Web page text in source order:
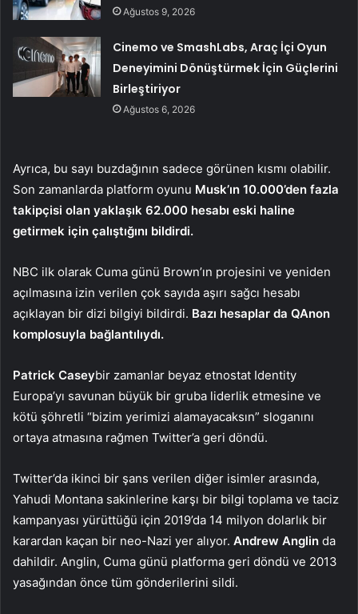
Ağustos 9, 2026
Cinemo ve SmashLabs, Araç İçi Oyun
Deneyimini Dönüştürmek İçin Güçlerini
Birleştiriyor
Ağustos 6, 2026
Ayrıca, bu sayı buzdağının sadece görünen kısmı olabilir.
Son zamanlarda platform oyunu Musk’ın 10.000’den fazla
takipçisi olan yaklaşık 62.000 hesabı eski haline
getirmek için çalıştığını bildirdi.
NBC ilk olarak Cuma günü Brown’ın projesini ve yeniden
açılmasına izin verilen çok sayıda aşırı sağcı hesabı
açıklayan bir dizi bilgiyi bildirdi. Bazı hesaplar da QAnon
komplosuyla bağlantılıydı.
Patrick Caseybir zamanlar beyaz etnostat Identity
Europa’yı savunan büyük bir gruba liderlik etmesine ve
kötü şöhretli “bizim yerimizi alamayacaksın” sloganını
ortaya atmasına rağmen Twitter’a geri döndü.
Twitter’da ikinci bir şans verilen diğer isimler arasında,
Yahudi Montana sakinlerine karşı bir bilgi toplama ve taciz
kampanyası yürüttüğü için 2019’da 14 milyon dolarlık bir
karardan kaçan bir neo-Nazi yer alıyor. Andrew Anglin da
dahildir. Anglin, Cuma günü platforma geri döndü ve 2013
yasağından önce tüm gönderilerini sildi.